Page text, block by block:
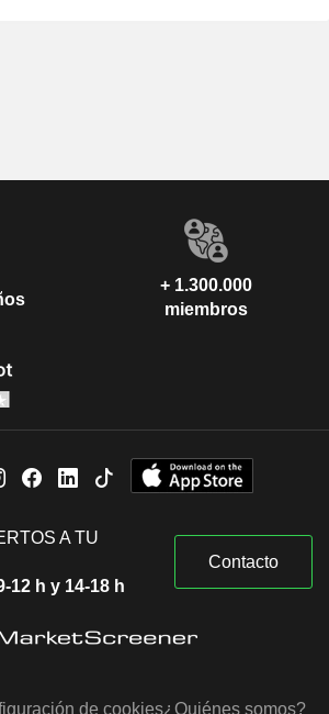
+ 1.300.000
miembros
A TU
12 h y 14-18 h
Contacto
de cookies¿Quiénes somos?